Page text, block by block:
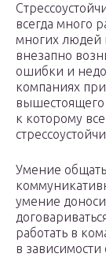
всегда много
многих людей
внезапно
ошибки и
компаниях
вышестоящего
к которому
Умение
умение
работать в
в зависимости